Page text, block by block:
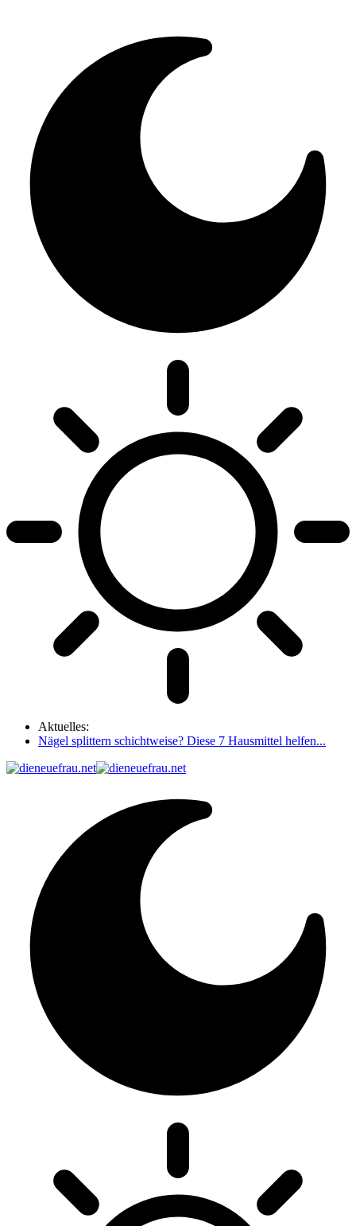
Aktuelles:
Nägel splittern schichtweise? Diese 7 Hausmittel helfen...